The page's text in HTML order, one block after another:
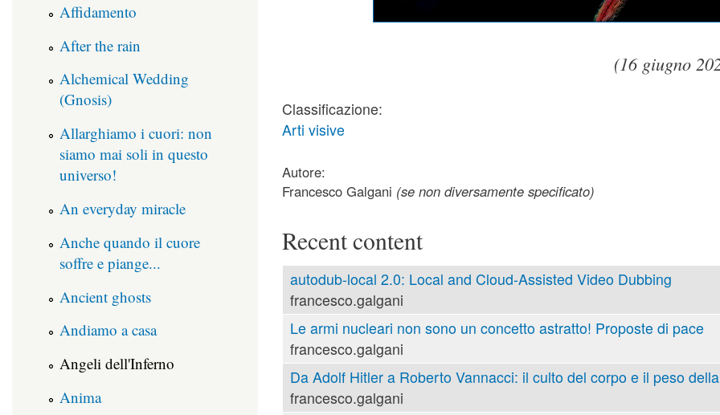
(16 giugno
Classificazione:
Arti visive
Autore:
Francesco Galgani (se non diversamente specificato)
Recent content
autodub-local 2.0: Local and Cloud-Assisted Video Dubbing
francesco.galgani
Le armi nucleari non sono un concetto astratto! Proposte di pace
francesco.galgani
Da Adolf Hitler a Roberto Vannacci: il culto del corpo e il peso
francesco.galgani
Affidamento
After the rain
Alchemical Wedding
(Gnosis)
Allarghiamo i cuori: non
siamo mai soli in questo
universo!
An everyday miracle
Anche quando il cuore
soffre e piange...
Ancient ghosts
Andiamo a casa
Angeli dell'Inferno
Anima